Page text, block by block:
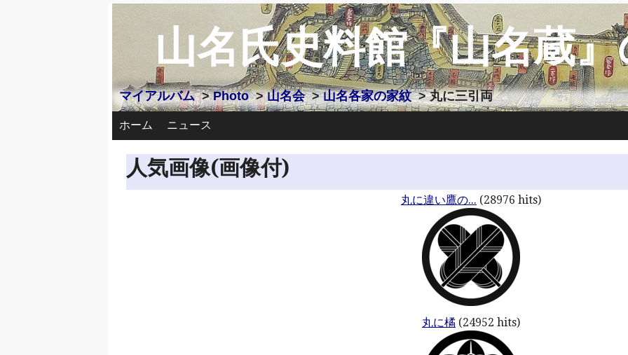
山名氏史料館『山名蔵
マイアルバム>Photo>山名会>山名各家の家紋> 丸に三引両
ホーム ニュース
人気画像(画像付)
丸に違い鷹の... (28976 hits)
丸に橘 (24952 hits)